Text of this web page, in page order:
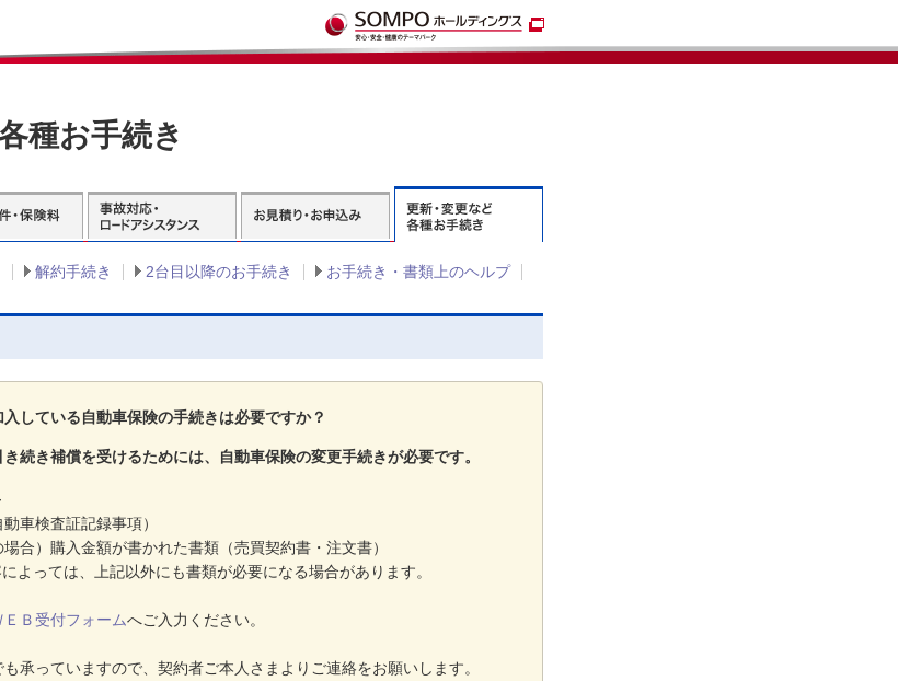
種お手続き
解約手続き 2台目以降のお手続き お手続き・書類上のヘルプ
している自動車保険の手続きは必要ですか？
続き補償を受けるためには、自動車保険の変更手続きが必要です。
車検査証記録事項）
合）購入金額が書かれた書類（売買契約書・注文書）
よっては、上記以外にも書類が必要になる場合があります。
ＥＢ受付フォームへご入力ください。
承っていますので、契約者ご本人さまよりご連絡をお願いします。